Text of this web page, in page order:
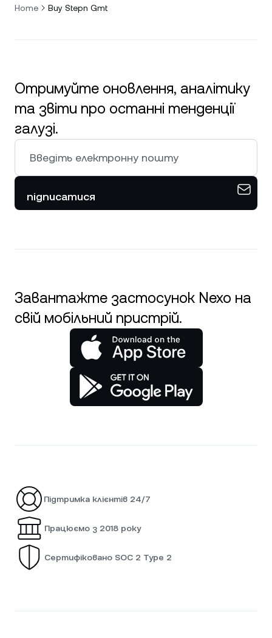
Home Buy Stepn Gmt
Отримуйте оновлення, аналітику
та звіти про останні тенденції
галузі.
підписатися
Завантажте застосунок Nexo на
свій мобільний пристрій.
Підтримка клієнтів 24/7
Працюємо з 2018 року
Сертифіковано SOC 2 Type 2